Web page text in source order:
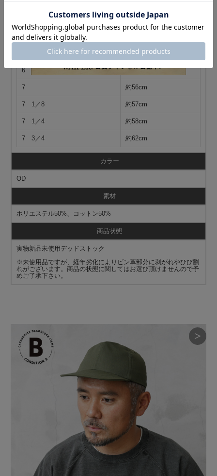
活躍するアイテムです。
サイズ
サイズ表記 頭囲
6 3／4 約54cm
7 約56cm
7 1／8 約57cm
7 1／4 約58cm
7 3／4 約62cm
カラー
OD
素材
ポリエステル50%、コットン50%
商品状態
実物新品未使用デッドストック
※未使用品ですが、経年劣化によりビン革部分に剥がれやひび割
れがございます。商品の状態に関してはお選び頂けませんので予
めご了承下さい。
＞